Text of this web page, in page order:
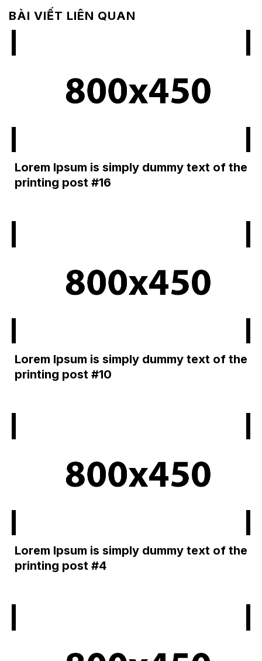
BÀI VIẾT LIÊN QUAN
Lorem Ipsum is simply dummy text of the
printing post #16
Lorem Ipsum is simply dummy text of the
printing post #10
Lorem Ipsum is simply dummy text of the
printing post #4